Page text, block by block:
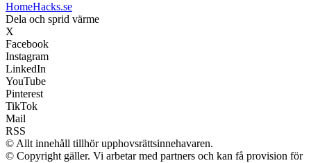
HomeHacks.se
Dela och sprid värme
X
Facebook
Instagram
LinkedIn
YouTube
Pinterest
TikTok
Mail
RSS
© Allt innehåll tillhör upphovsrättsinnehavaren.
© Copyright gäller. Vi arbetar med partners och kan få provision för